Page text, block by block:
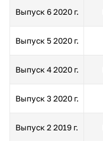
Выпуск 6 2020 г.
Выпуск 5 2020 г.
Выпуск 4 2020 г.
Выпуск 3 2020 г.
Выпуск 2 2019 г.